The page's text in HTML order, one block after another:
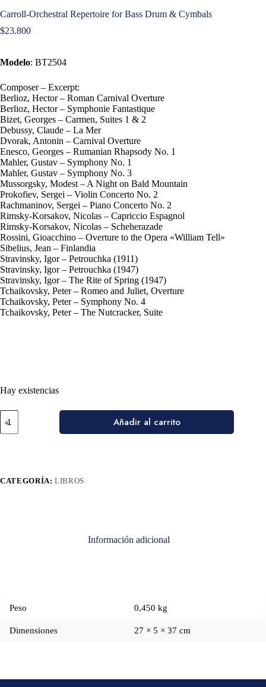
Carroll-Orchestral Repertoire for Bass Drum & Cymbals
$23.800
Modelo: BT2504
Composer – Excerpt:
Berlioz, Hector – Roman Carnival Overture
Berlioz, Hector – Symphonie Fantastique
Bizet, Georges – Carmen, Suites 1 & 2
Debussy, Claude – La Mer
Dvorak, Antonin – Carnival Overture
Enesco, Georges – Rumanian Rhapsody No. 1
Mahler, Gustav – Symphony No. 1
Mahler, Gustav – Symphony No. 3
Mussorgsky, Modest – A Night on Bald Mountain
Prokofiev, Sergei – Violin Concerto No. 2
Rachmaninov, Sergei – Piano Concerto No. 2
Rimsky-Korsakov, Nicolas – Capriccio Espagnol
Rimsky-Korsakov, Nicolas – Scheherazade
Rossini, Gioacchino – Overture to the Opera «William Tell»
Sibelius, Jean – Finlandia
Stravinsky, Igor – Petrouchka (1911)
Stravinsky, Igor – Petrouchka (1947)
Stravinsky, Igor – The Rite of Spring (1947)
Tchaikovsky, Peter – Romeo and Juliet, Overture
Tchaikovsky, Peter – Symphony No. 4
Tchaikovsky, Peter – The Nutcracker, Suite
Hay existencias
Añadir al carrito
CATEGORÍA:LIBROS
Información adicional
Peso 0,450 kg
Dimensiones 27 × 5 × 37 cm